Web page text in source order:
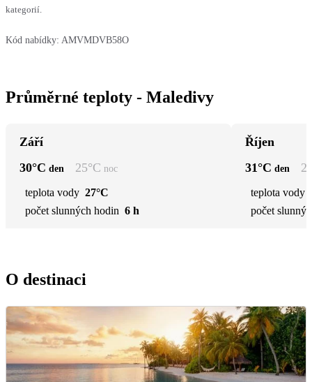
kategorií.
Kód nabídky: AMVMDVB58O
Průměrné teploty - Maledivy
Září
30°C den 25°C noc
teplota vody 27°C
počet slunných hodin 6 h
Říjen
31°C den
teplota vody
počet
O destinaci